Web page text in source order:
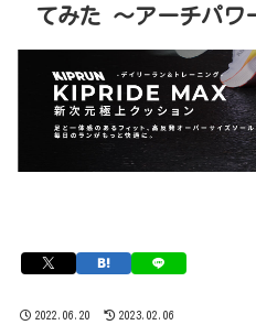
てみた 〜アーチパワ
2022.06.20 2023.02.06